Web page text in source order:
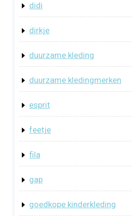
didi
dirkje
duurzame kleding
duurzame kledingmerken
esprit
feetje
fila
gap
goedkope kinderkleding